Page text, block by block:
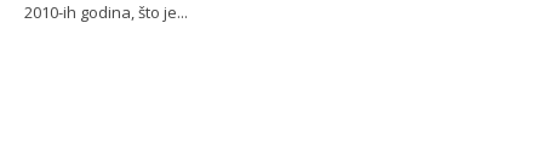
2010-ih godina, što je...